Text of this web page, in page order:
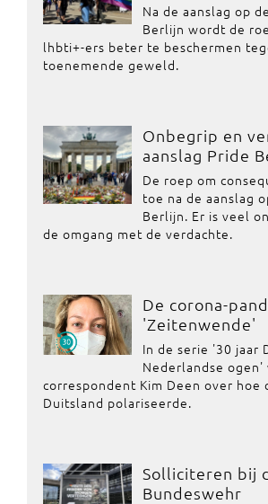
Na de aanslag op
Berlijn wordt de
lhbti+-ers beter te beschermen
toenemende geweld.
Onbegrip en
aanslag Pride
De roep om
toe na de aanslag
Berlijn. Er is veel
de omgang met de verdachte.
De corona-
'Zeitenwende'
In de serie '30 jaar
Nederlandse
correspondent Kim Deen over hoe
Duitsland polariseerde.
Solliciteren bij
Bundeswehr